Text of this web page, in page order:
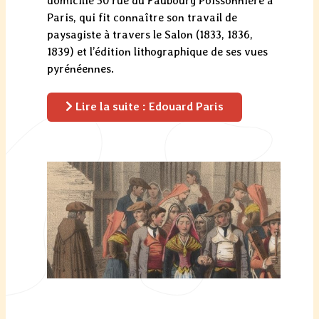
Paris, qui fit connaître son travail de
paysagiste à travers le Salon (1833, 1836,
1839) et l’édition lithographique de ses vues
pyrénéennes.
Lire la suite : Edouard Paris